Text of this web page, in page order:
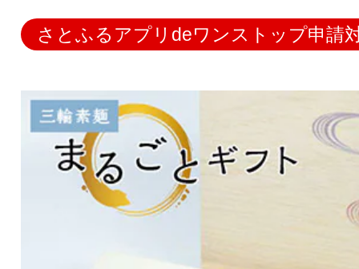
さとふるアプリdeワンストップ申請